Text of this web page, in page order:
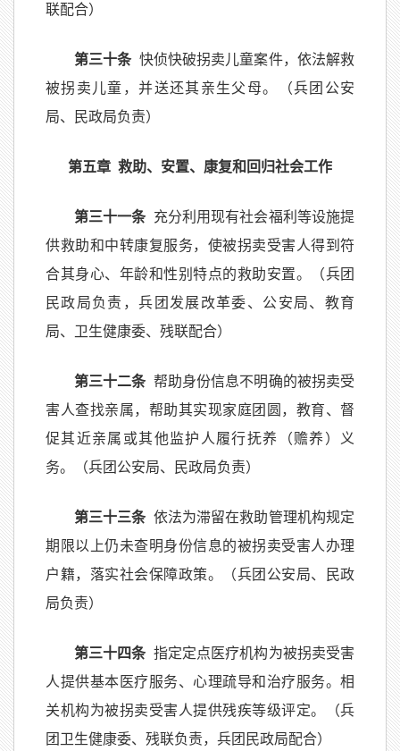
联配合）
第三十条 快侦快破拐卖儿童案件，依法解救
被拐卖儿童，并送还其亲生父母。（兵团公安
局、民政局负责）
第五章 救助、安置、康复和回归社会工作
第三十一条 充分利用现有社会福利等设施提
供救助和中转康复服务，使被拐卖受害人得到符
合其身心、年龄和性别特点的救助安置。（兵团
民政局负责，兵团发展改革委、公安局、教育
局、卫生健康委、残联配合）
第三十二条 帮助身份信息不明确的被拐卖受
害人查找亲属，帮助其实现家庭团圆，教育、督
促其近亲属或其他监护人履行抚养（赡养）义
务。（兵团公安局、民政局负责）
第三十三条 依法为滞留在救助管理机构规定
期限以上仍未查明身份信息的被拐卖受害人办理
户籍，落实社会保障政策。（兵团公安局、民政
局负责）
第三十四条 指定定点医疗机构为被拐卖受害
人提供基本医疗服务、心理疏导和治疗服务。相
关机构为被拐卖受害人提供残疾等级评定。（兵
团卫生健康委、残联负责，兵团民政局配合）